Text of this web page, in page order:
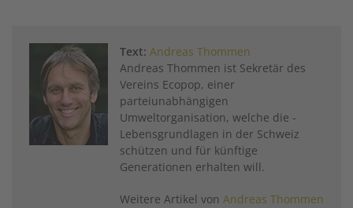
Text: Andreas Thommen
Andreas Thommen ist Sekretär des
Vereins Ecopop, ­einer
parteiunabhängigen
Umweltorganisation, welche die ­
Lebensgrundlagen in der Schweiz
schützen und für künftige
Generationen erhalten will.
Weitere Artikel von Andreas Thommen